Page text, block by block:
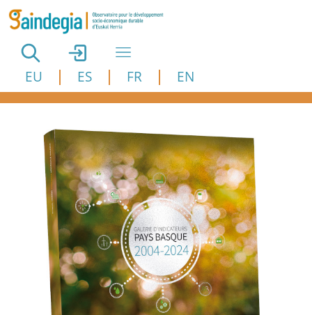
Aller au contenu principal
EU ES FR EN